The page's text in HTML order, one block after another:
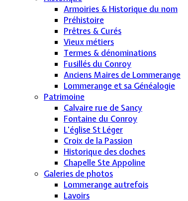
Armoiries & Historique du nom
Préhistoire
Prêtres & Curés
Vieux métiers
Termes & dénominations
Fusillés du Conroy
Anciens Maires de Lommerange
Lommerange et sa Généalogie
Patrimoine
Calvaire rue de Sancy
Fontaine du Conroy
L'église St Léger
Croix de la Passion
Historique des cloches
Chapelle Ste Appoline
Galeries de photos
Lommerange autrefois
Lavoirs